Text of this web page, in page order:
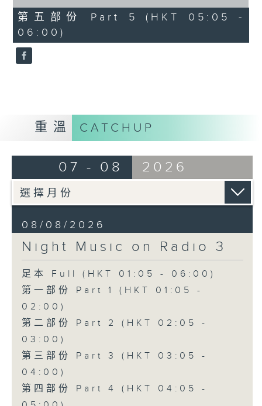
55
minutes,
10
seconds
第五部份 Part 5 (HKT 05:05 -
06:00)
重溫 CATCHUP
07 - 08 2026
08/08/2026
Night Music on Radio 3
足本 Full (HKT 01:05 - 06:00)
第一部份 Part 1 (HKT 01:05 -
02:00)
第二部份 Part 2 (HKT 02:05 -
03:00)
第三部份 Part 3 (HKT 03:05 -
04:00)
第四部份 Part 4 (HKT 04:05 -